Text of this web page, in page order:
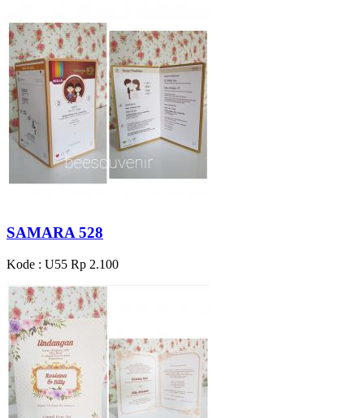
SAMARA 528
Kode : U55 Rp 2.100